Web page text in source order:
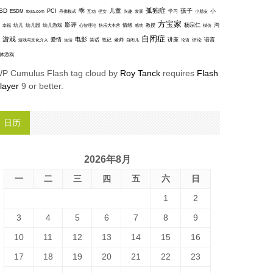
ESDM fbjia.com PCI 丹佛模式 乖 互动 侄女 儿童 兴趣 发展 孤独症 学习 孩子 小朋友 小
幸福 幼儿 幼儿园 幼儿游戏 影评 心智理论 快乐大本营 情绪 感动 教授 方宝家 杨宗仁 模仿 沟
游戏 游戏与文化介入 爱情 生活 电影 笑话 笔记 老师 自闭儿 自闭症 讲座 论语 评论 语言
游戏
Cumulus Flash tag cloud by Roy Tanck requires Flash
9 or better.
日历
2026年8月
一 二 三 四 五 六
日
1
2
3
4 5 6 7 8
9
10
11 12 13 14 15
16
17
18 19 20 21 22
23